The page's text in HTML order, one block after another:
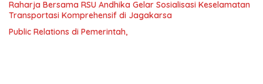
Raharja Bersama RSU Andhika Gelar Sosialisasi Keselamatan
Transportasi Komprehensif di Jagakarsa
Public Relations di Pemerintah,